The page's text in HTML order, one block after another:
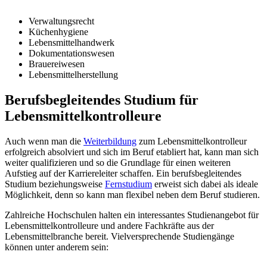
Verwaltungsrecht
Küchenhygiene
Lebensmittelhandwerk
Dokumentationswesen
Brauereiwesen
Lebensmittelherstellung
Berufsbegleitendes Studium für
Lebensmittelkontrolleure
Auch wenn man die Weiterbildung zum Lebensmittelkontrolleur
erfolgreich absolviert und sich im Beruf etabliert hat, kann man sich
weiter qualifizieren und so die Grundlage für einen weiteren
Aufstieg auf der Karriereleiter schaffen. Ein berufsbegleitendes
Studium beziehungsweise Fernstudium erweist sich dabei als ideale
Möglichkeit, denn so kann man flexibel neben dem Beruf studieren.
Zahlreiche Hochschulen halten ein interessantes Studienangebot für
Lebensmittelkontrolleure und andere Fachkräfte aus der
Lebensmittelbranche bereit. Vielversprechende Studiengänge
können unter anderem sein: